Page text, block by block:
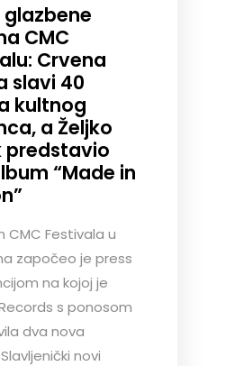
glazbene
CMC
Crvena
slavi 40
kultnog
a Željko
predstavio
“Made in
CMC Festivala u
započeo je press
na kojoj je
s ponosom
dva nova
novi